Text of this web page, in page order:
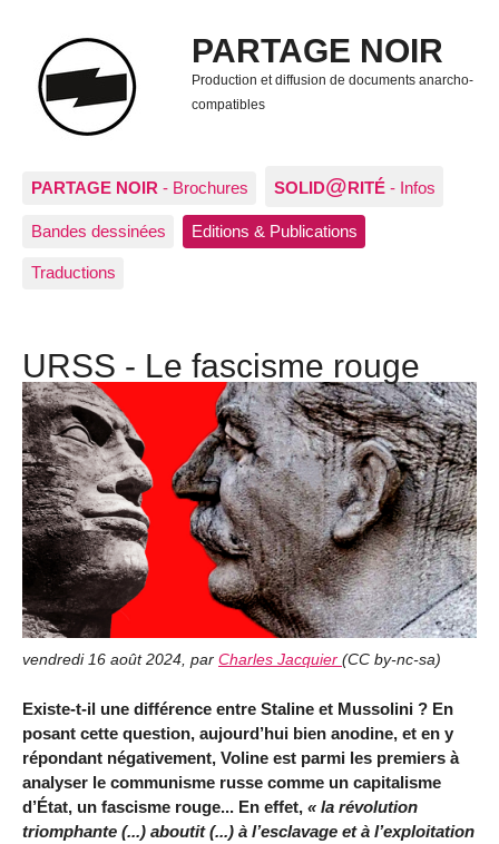
PARTAGE NOIR
Production et diffusion de documents anarcho-
compatibles
PARTAGE NOIR - Brochures SOLID@RITÉ - Infos
Bandes dessinées Editions & Publications
Traductions
URSS - Le fascisme rouge
vendredi 16 août 2024, par Charles Jacquier (CC by-nc-sa)
Existe-t-il une différence entre Staline et Mussolini ? En
posant cette question, aujourd’hui bien anodine, et en y
répondant négativement, Voline est parmi les premiers à
analyser le communisme russe comme un capitalisme
d’État, un fascisme rouge... En effet,
la révolution
triomphante (...) aboutit (...) à l’esclavage et à l’exploitation